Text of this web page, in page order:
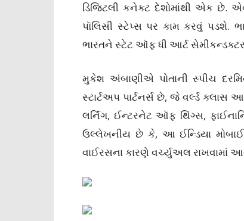
ડિજિટલી કનેક્ટ દેશોમાંથી એક છે.
પૉલિસી સ્ટેપ્સ પર કામ કરવું પડશે.
ભારતને સ્ટેટ ઑફ ધી આર્ટ
મુકેશ અંબાણીએ પોતાની સ્પીચ
સ્ટાર્ટઅપ પાર્ટનર્સ છે, જે વર્લ્ડ ક્લાસ
લર્નિંગ, ઈન્ટરનેટ ઑફ થિંગ્સ,
ઉલ્લેખનીય છે કે, આ ઈન્ડિયા
વાઈરસના કારણે વર્ચ્યુઅલ રાખવામાં